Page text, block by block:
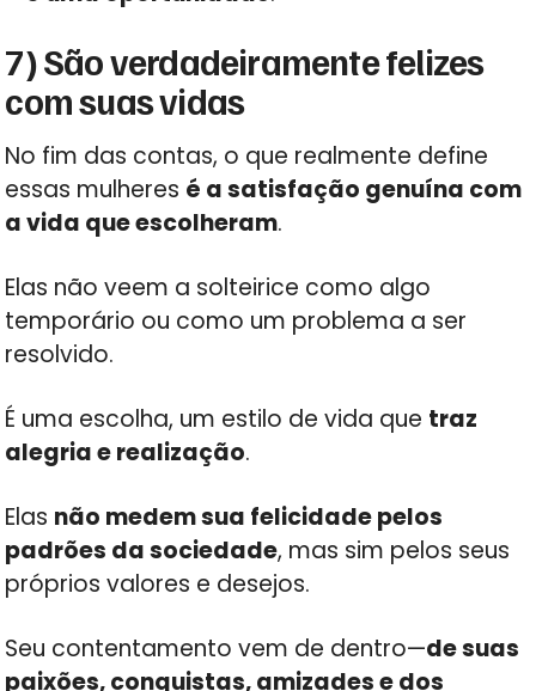
7) São verdadeiramente felizes
com suas vidas
No fim das contas, o que realmente define
essas mulheres é a satisfação genuína com
a vida que escolheram.
Elas não veem a solteirice como algo
temporário ou como um problema a ser
resolvido.
É uma escolha, um estilo de vida que traz
alegria e realização.
Elas não medem sua felicidade pelos
padrões da sociedade, mas sim pelos seus
próprios valores e desejos.
Seu contentamento vem de dentro—de suas
paixões, conquistas, amizades e dos